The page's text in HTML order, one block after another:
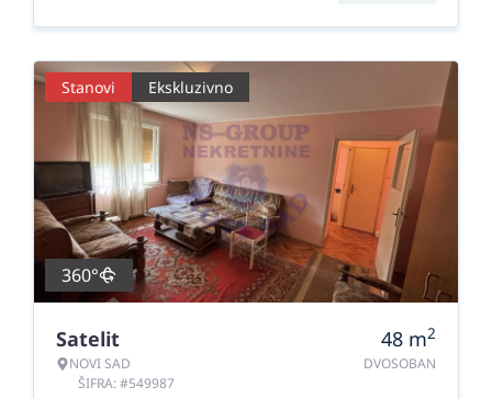
Stanovi Ekskluzivno
360°
Satelit
NOVI SAD
ŠIFRA: #549987
48 m2
DVOSOBAN